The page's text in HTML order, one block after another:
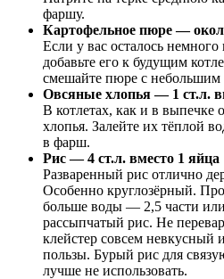
фаршу.
Картофельное пюре —
Если у вас осталось
добавьте его к будущим
смешайте пюре с небольшим
Овсяные хлопья — 1 ст.л.
В котлетах, как и в выпечке
хлопья. Залейте их тёплой
в фарш.
Рис — 4 ст.л. вместо 1 яйца
Разваренный рис отлично
Особенно круглозёрный.
больше воды — 2,5 части
рассыпчатый рис. Не
клейстер совсем невкусный
пользы. Бурый рис для
лучше не использовать.